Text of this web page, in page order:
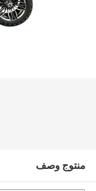
منتوج وصف